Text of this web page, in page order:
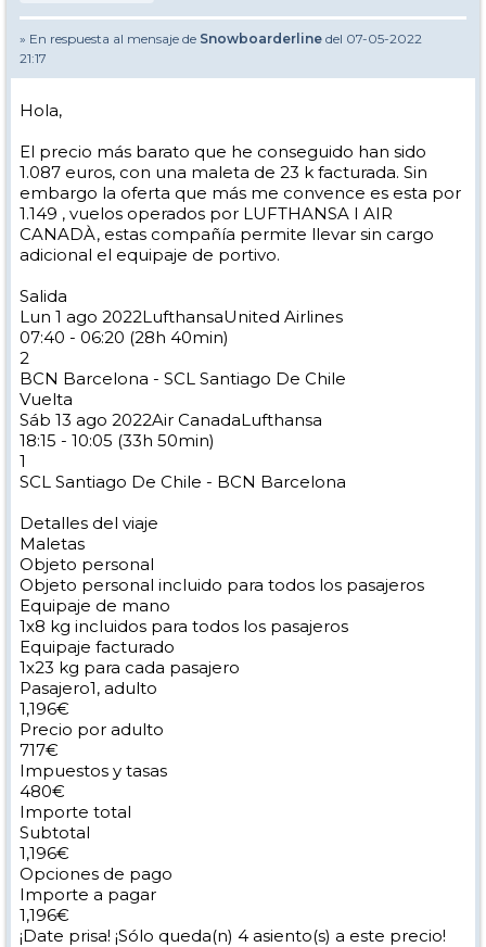
» En respuesta al mensaje de Snowboarderline del 07-05-2022
21:17
Hola,
El precio más barato que he conseguido han sido
1.087 euros, con una maleta de 23 k facturada. Sin
embargo la oferta que más me convence es esta por
1.149 , vuelos operados por LUFTHANSA I AIR
CANADÀ, estas compañía permite llevar sin cargo
adicional el equipaje de portivo.
Salida
Lun 1 ago 2022LufthansaUnited Airlines
07:40 - 06:20 (28h 40min)
2
BCN Barcelona - SCL Santiago De Chile
Vuelta
Sáb 13 ago 2022Air CanadaLufthansa
18:15 - 10:05 (33h 50min)
1
SCL Santiago De Chile - BCN Barcelona
Detalles del viaje
Maletas
Objeto personal
Objeto personal incluido para todos los pasajeros
Equipaje de mano
1x8 kg incluidos para todos los pasajeros
Equipaje facturado
1x23 kg para cada pasajero
Pasajero1, adulto
‪1,196€‬
Precio por adulto
‪717€‬
Impuestos y tasas
‪480€‬
Importe total
Subtotal
‪1,196€‬
Opciones de pago
Importe a pagar
‪1,196€‬
¡Date prisa! ¡Sólo queda(n) 4 asiento(s) a este precio!